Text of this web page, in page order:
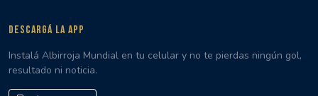
DESCARGÁ LA APP
Instalá Albirroja Mundial en tu celular y no te pierdas ningún gol,
resultado ni noticia.